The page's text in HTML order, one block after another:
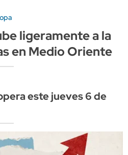
ligeramente a la
en Medio Oriente
este jueves 6 de